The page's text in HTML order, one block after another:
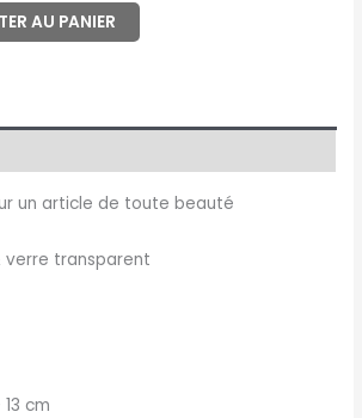
AU PANIER
un article de toute beauté
verre transparent
cm